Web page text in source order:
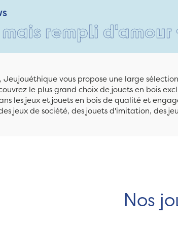
d'amour • Tant
Jeujouéthique vous propose une large
le plus grand choix de jouets en bois
les jeux et jouets en bois de qualité et
jeux de société, des jouets d'imitation, des
Nos